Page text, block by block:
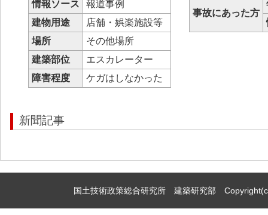
情報ソース
報道事例
建物用途
店舗・娯楽施設等
場所
その他場所
建築部位
エスカレーター
障害程度
ケガはしなかった
事故にあった方
新聞記事
国土技術政策総合研究所 建築研究部